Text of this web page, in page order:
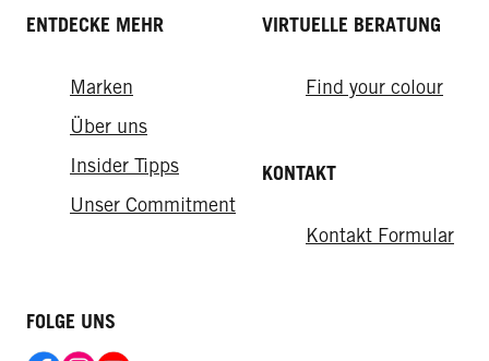
ENTDECKE MEHR
Marken
Über uns
Insider Tipps
Unser Commitment
VIRTUELLE BERATUNG
Find your colour
KONTAKT
Kontakt Formular
FOLGE UNS